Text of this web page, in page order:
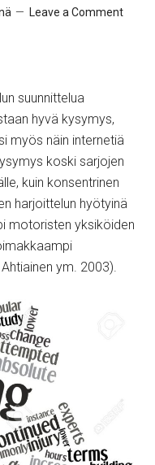
Leave a Comment
suunnittelua
hyvä kysymys,
myös näin internetiä
koski sarjojen
kuin konsentrinen
harjoittelun hyötyinä
motoristen yksiköiden
ym. 2003).